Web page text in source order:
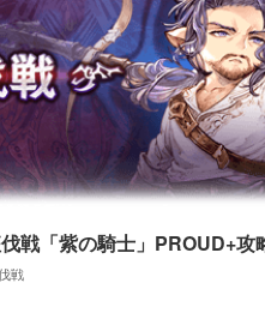
伐戦「紫の騎士」PROUD+攻
戦